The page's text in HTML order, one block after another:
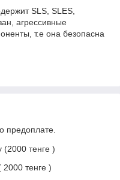
SLS, SLES,
агрессивные
т.е она безопасна
предоплате.
(2000 тенге )
2000 тенге )